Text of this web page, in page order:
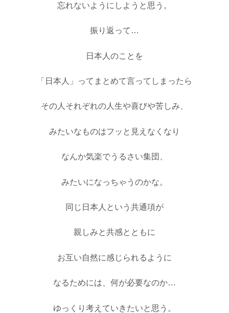
忘れないようにしようと思う。
振り返って …
日本人のことを
「日本人」ってまとめて言ってしまったら
その人それぞれの人生や喜びや苦しみ、
みたいなものはフッと見えなくなり
なんか気楽でうるさい集団、
みたいになっちゃうのかな。
同じ日本人という共通項が
親しみと共感とともに
お互い自然に感じられるように
なるためには、何が必要なのか…
ゆっくり考えていきたいと思う。